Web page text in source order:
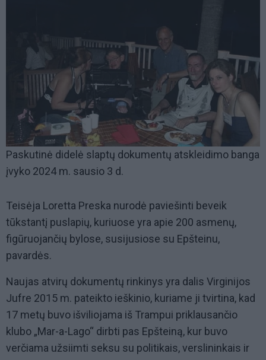
Paskutinė didelė slaptų dokumentų atskleidimo banga
įvyko 2024 m. sausio 3 d.
Teisėja Loretta Preska nurodė paviešinti beveik
tūkstantį puslapių, kuriuose yra apie 200 asmenų,
figūruojančių bylose, susijusiose su Epšteinu,
pavardės.
Naujas atvirų dokumentų rinkinys yra dalis Virginijos
Jufre 2015 m. pateikto ieškinio, kuriame ji tvirtina, kad
17 metų buvo išviliojama iš Trampui priklausančio
klubo „Mar-a-Lago“ dirbti pas Epšteiną, kur buvo
verčiama užsiimti seksu su politikais, verslininkais ir